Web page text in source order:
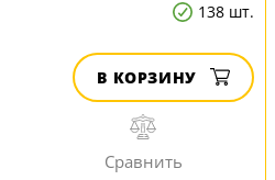
138 шт.
В КОРЗИНУ